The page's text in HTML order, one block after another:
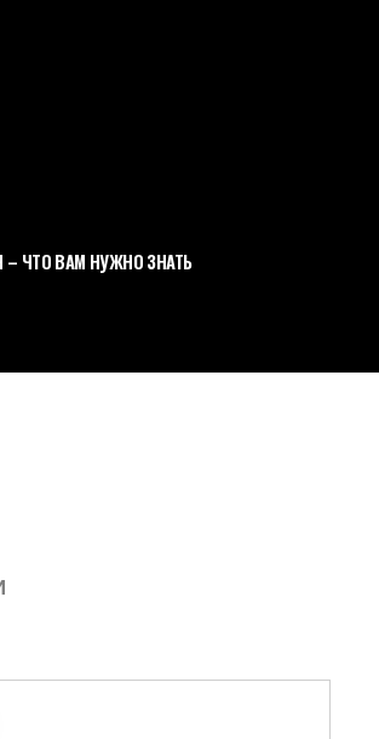
ЧТО ВАМ НУЖНО ЗНАТЬ